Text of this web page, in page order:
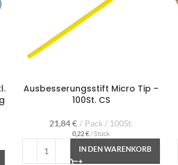
Ausbesserungsstift Micro Tip –
100St. CS
21,84€ Pack / 100St.
0,22€/Stück
IN DEN WARENKORB